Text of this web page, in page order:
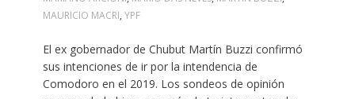
MAURICIO MACRI, YPF
El ex gobernador de Chubut Martín Buzzi confirmó
sus intenciones de ir por la intendencia de
Comodoro en el 2019. Los sondeos de opinión